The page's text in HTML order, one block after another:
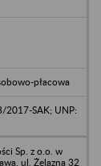
płacowa
SAK; UNP:
Sp. z o.o. w
ul. Żelazna 32